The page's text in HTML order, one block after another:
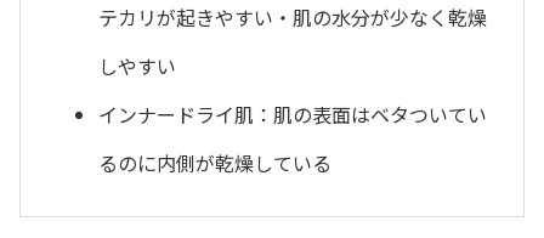
テカリが起きやすい・肌の水分が少なく乾燥
しやすい
インナードライ肌：肌の表面はベタついてい
るのに内側が乾燥している